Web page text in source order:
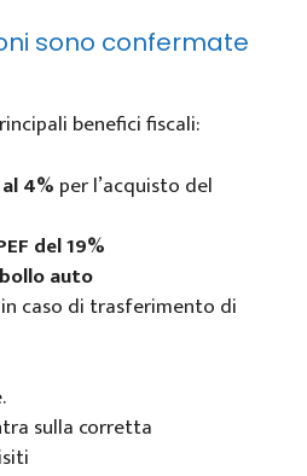
sono confermate
benefici fiscali:
4% per l’acquisto del
del 19%
auto
in caso di trasferimento di
sulla corretta